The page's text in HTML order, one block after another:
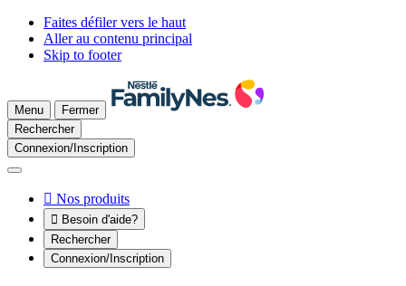
Faites défiler vers le haut
Aller au contenu principal
Skip to footer
Menu
Fermer
Rechercher
Connexion/Inscription
 Nos produits
 Besoin d'aide?
Rechercher
Connexion/Inscription